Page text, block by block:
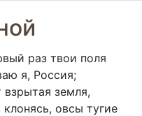
раз твои поля
я, Россия;
взрытая земля,
овсы тугие